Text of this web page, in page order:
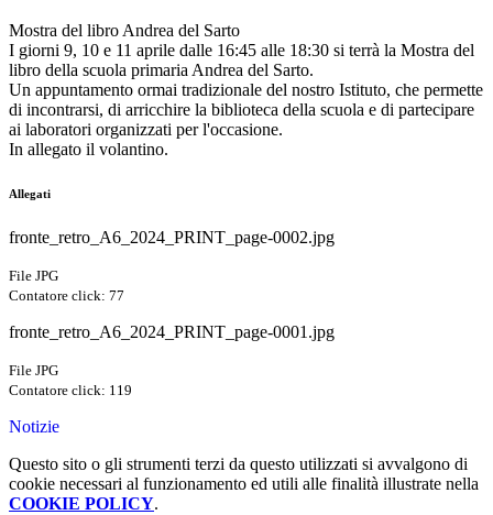
Mostra del libro Andrea del Sarto
I giorni 9, 10 e 11 aprile dalle 16:45 alle 18:30 si terrà la Mostra del
libro della scuola primaria Andrea del Sarto.
Un appuntamento ormai tradizionale del nostro Istituto, che permette
di incontrarsi, di arricchire la biblioteca della scuola e di partecipare
ai laboratori organizzati per l'occasione.
In allegato il volantino.
Allegati
fronte_retro_A6_2024_PRINT_page-0002.jpg
File JPG
Contatore click: 77
fronte_retro_A6_2024_PRINT_page-0001.jpg
File JPG
Contatore click: 119
Notizie
Questo sito o gli strumenti terzi da questo utilizzati si avvalgono di
cookie necessari al funzionamento ed utili alle finalità illustrate nella
COOKIE POLICY.